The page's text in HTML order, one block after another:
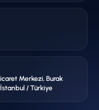
Merkezi, Burak
İstanbul / Türkiye